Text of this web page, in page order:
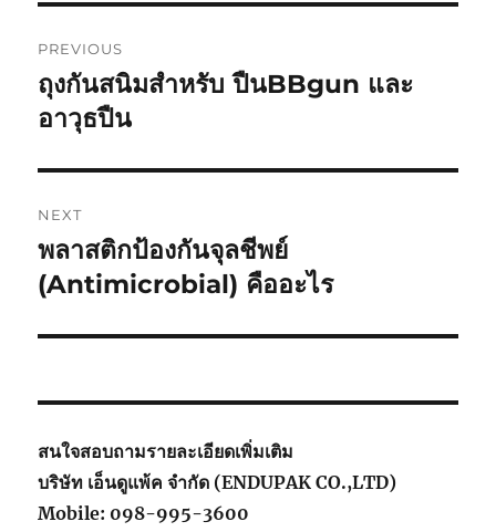
navigation
PREVIOUS
Previous
post:
ถุงกันสนิมสำหรับ ปืนBBgun และ
อาวุธปืน
NEXT
Next
post:
พลาสติกป้องกันจุลชีพย์
(Antimicrobial) คืออะไร
สนใจสอบถามรายละเอียดเพิ่มเติม
บริษัท เอ็นดูแพ้ค จำกัด (ENDUPAK CO.,LTD)
Mobile: 098-995-3600